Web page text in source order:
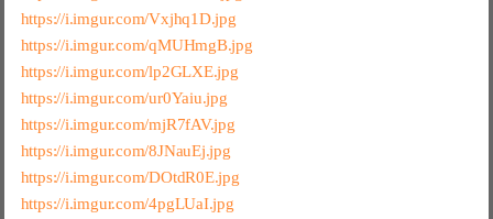
https://i.imgur.com/Vxjhq1D.jpg
https://i.imgur.com/qMUHmgB.jpg
https://i.imgur.com/lp2GLXE.jpg
https://i.imgur.com/ur0Yaiu.jpg
https://i.imgur.com/mjR7fAV.jpg
https://i.imgur.com/8JNauEj.jpg
https://i.imgur.com/DOtdR0E.jpg
https://i.imgur.com/4pgLUaI.jpg